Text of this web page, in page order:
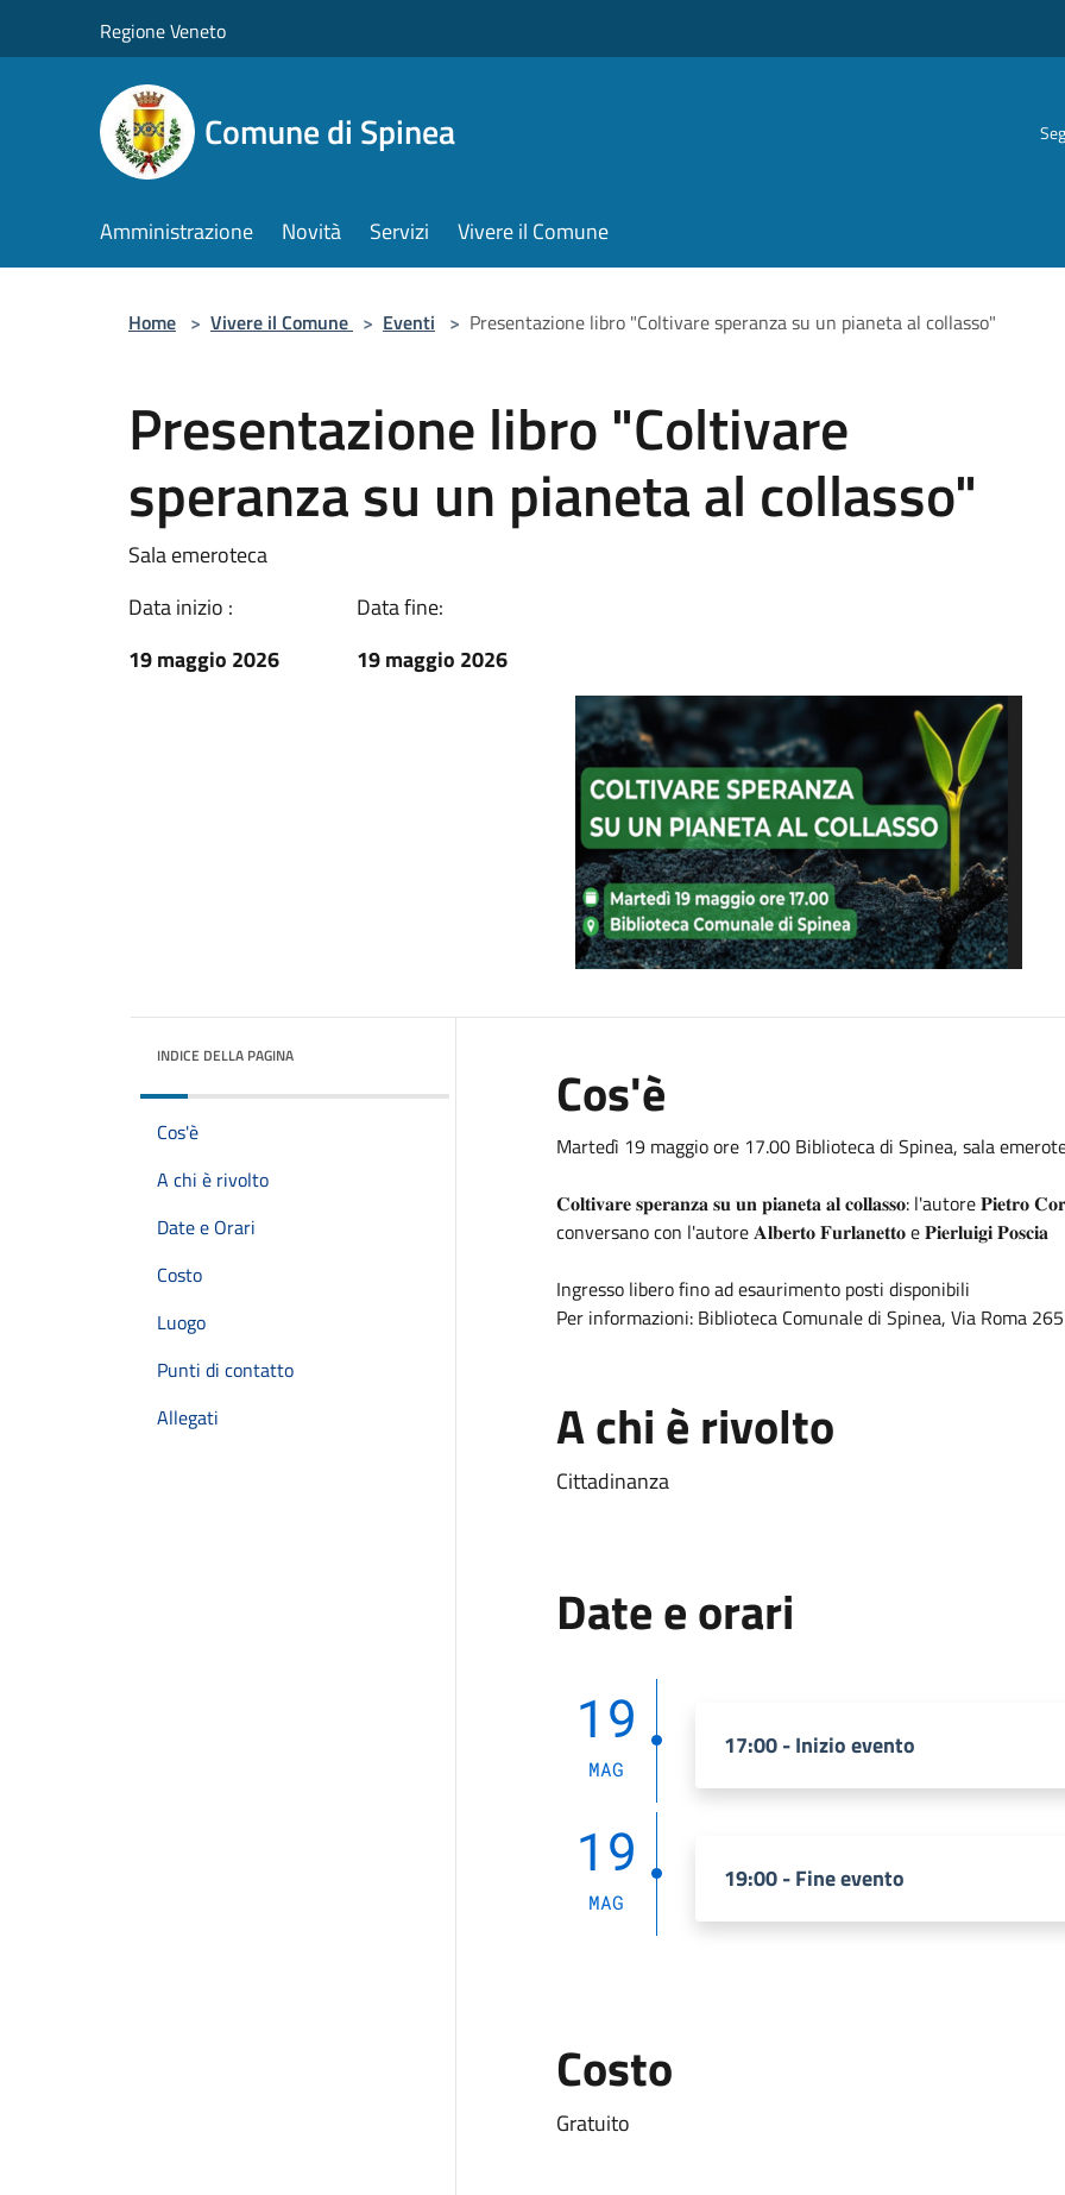
Regione Veneto
Comune di Spinea
Amministrazione Novità Servizi Vivere il Comune
Home > Vivere il Comune > Eventi > Presentazione libro "Coltivare speranza su un pianeta al collasso"
Presentazione libro "Coltivare
speranza su un pianeta al collasso"
Sala emeroteca
Data inizio :
19 maggio 2026
Data fine:
19 maggio 2026
INDICE DELLA PAGINA
Cos'è
A chi è rivolto
Date e Orari
Costo
Luogo
Punti di contatto
Allegati
Cos'è
Martedì 19 maggio ore 17.00 Biblioteca di Spinea, sala
𝐂𝐨𝐥𝐭𝐢𝐯𝐚𝐫𝐞 𝐬𝐩𝐞𝐫𝐚𝐧𝐳𝐚 𝐬𝐮 𝐮𝐧 𝐩𝐢𝐚𝐧𝐞𝐭𝐚 𝐚𝐥 𝐜𝐨𝐥𝐥𝐚𝐬𝐬𝐨: l'autore
conversano con l'autore 𝐀𝐥𝐛𝐞𝐫𝐭𝐨 𝐅𝐮𝐫𝐥𝐚𝐧𝐞𝐭𝐭𝐨 e 𝐏𝐢𝐞𝐫𝐥𝐮𝐢𝐠𝐢 𝐏𝐨𝐬𝐜𝐢𝐚
Ingresso libero fino ad esaurimento posti disponibili
Per informazioni: Biblioteca Comunale di Spinea, Via Roma
A chi è rivolto
Cittadinanza
Date e orari
19
MAG
17:00 - Inizio evento
19
MAG
19:00 - Fine evento
Costo
Gratuito